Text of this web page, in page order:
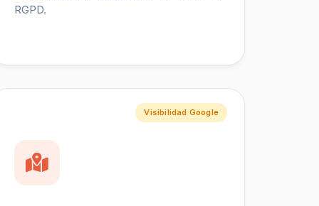
RGPD.
Visibilidad Google